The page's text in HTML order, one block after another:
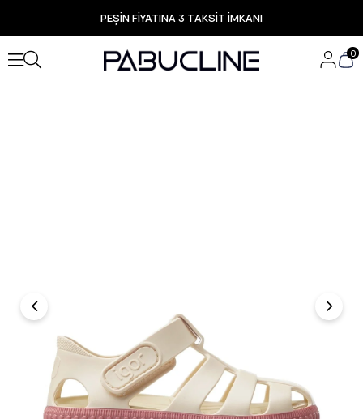
PEŞİN FİYATINA 3 TAKSİT İMKANI
TÜM ÜRÜNLERDE ÜCRETSİZ KARGO
Yeni Sezon Ürünlerde Özel Fırsatlar
Seçili Ürünlerde Hızlı Teslimat
0